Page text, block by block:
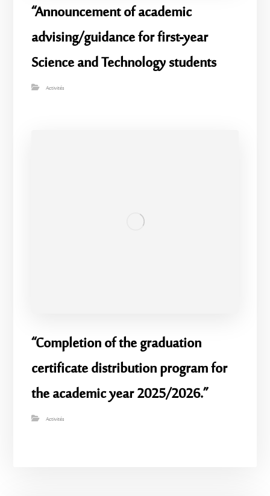
“Announcement of academic
advising/guidance for first-year
Science and Technology students
Activités
“Completion of the graduation
certificate distribution program for
the academic year 2025/2026.”
Activités